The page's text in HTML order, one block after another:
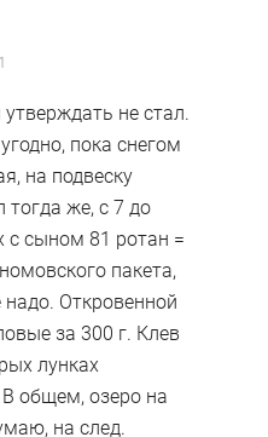
не стал.
пока снегом
на подвеску
тогда же, с 7 до
с сыном 81 ротан =
пакета,
Откровенной
за 300 г. Клев
лунках
общем, озеро на
на след.